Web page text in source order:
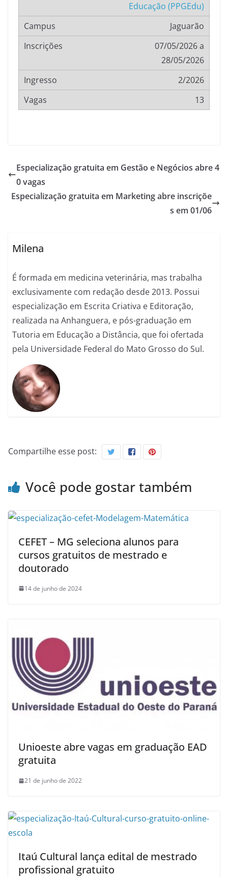
Educação (PPGEdu)
Jaguarão
07/05/2026 a
28/05/2026
2/2026
13
Especialização gratuita em Gestão e Negócios abre 4
0 vagas
Especialização gratuita em Marketing abre inscriçõe
s em 01/06
Milena
É formada em medicina veterinária, mas trabalha
exclusivamente com redação desde 2013. Possui
especialização em Escrita Criativa e Editoração,
realizada na Anhanguera, e pós-graduação em
Tutoria em Educação a Distância, que foi ofertada
pela Universidade Federal do Mato Grosso do Sul.
Compartilhe esse post:
Você pode gostar também
CEFET – MG seleciona alunos para
cursos gratuitos de mestrado e
doutorado
14 de junho de 2024
Unioeste abre vagas em graduação EAD
gratuita
21 de junho de 2022
Itaú Cultural lança edital de mestrado
profissional gratuito